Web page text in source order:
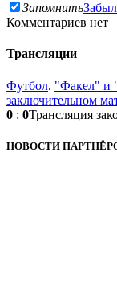
Запомнить
Комментариев нет
Трансляции
Футбол. "Факел" и
заключительном
0 : 0Трансляция
НОВОСТИ